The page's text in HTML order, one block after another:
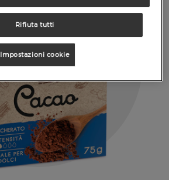
Rifiuta tutti
Impostazioni cookie